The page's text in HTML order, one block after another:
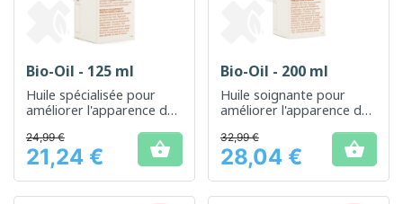
Bio-Oil - 125 ml
Huile spécialisée pour
améliorer l'apparence des
teint irrégulier
Prix
24,99 €
21,24 € 
Bio-Oil - 200 ml
Huile soignante pour
améliorer l'apparence des
vergetures
Prix
32,99 €
28,04 € 